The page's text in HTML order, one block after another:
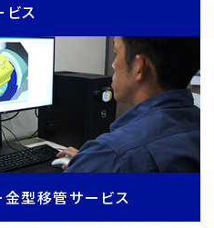
ス
型移管サービス